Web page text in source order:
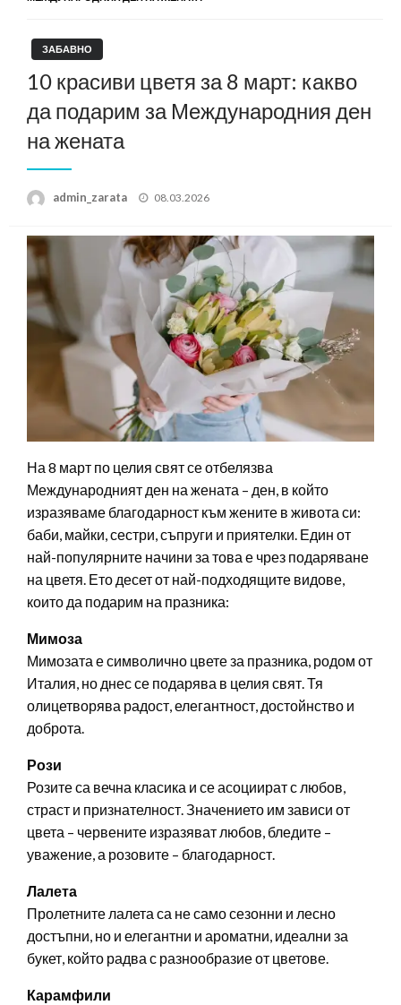
ЗАБАВНО
10 красиви цветя за 8 март: какво
да подарим за Международния ден
на жената
admin_zarata
Posted
08.03.2026
На 8 март по целия свят се отбелязва
Международният ден на жената – ден, в който
изразяваме благодарност към жените в живота си:
баби, майки, сестри, съпруги и приятелки. Един от
най-популярните начини за това е чрез подаряване
на цветя. Ето десет от най-подходящите видове,
които да подарим на празника:
Мимоза
Мимозата е символично цвете за празника, родом от
Италия, но днес се подарява в целия свят. Тя
олицетворява радост, елегантност, достойнство и
доброта.
Рози
Розите са вечна класика и се асоциират с любов,
страст и признателност. Значението им зависи от
цвета – червените изразяват любов, бледите –
уважение, а розовите – благодарност.
Лалета
Пролетните лалета са не само сезонни и лесно
достъпни, но и елегантни и ароматни, идеални за
букет, който радва с разнообразие от цветове.
Карамфили